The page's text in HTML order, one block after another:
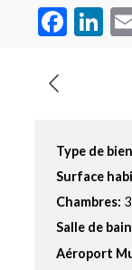
Type de
Surface
Chambres: 3
Salle de
Aéroport